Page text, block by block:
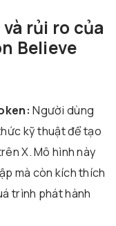
rủi ro của
Believe
Người dùng
kỹ thuật để tạo
X. Mô hình này
mà còn kích thích
trình phát hành